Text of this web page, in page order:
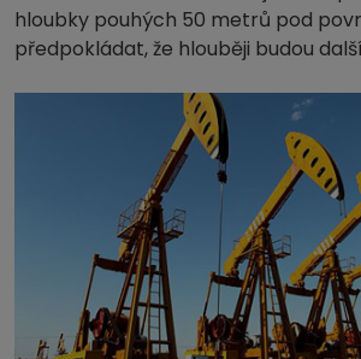
hloubky pouhých 50 metrů pod
předpokládat, že hlouběji budou